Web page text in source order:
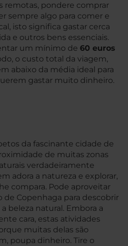
remotas, pondere comprar
sempre algo para comer e
isto significa gastar cerca
e outros bens essenciais.
um mínimo de 60 euros
o custo total da viagem,
abaixo da média ideal para
gastar muito dinheiro.
da fascinante cidade de
de muitas zonas
verdadeiramente
adora a natureza e explorar,
compara. Pode aproveitar
Copenhaga para descobrir
beleza natural. Embora a
cara, estas atividades
muitas delas são
poupa dinheiro. Tire o